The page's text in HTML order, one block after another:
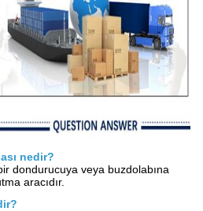
nedir?
dondurucuya veya buzdolabına
aracıdır.